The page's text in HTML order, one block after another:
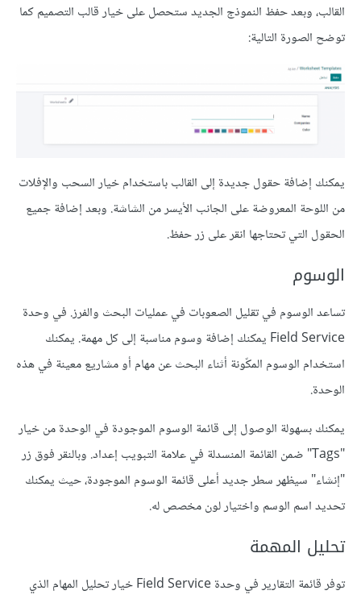
القالب، وبعد حفظ النموذج الجديد ستحصل على خيار قالب التصميم كما
توضح الصورة التالية:
يمكنك إضافة حقول جديدة إلى القالب باستخدام خيار السحب والإفلات
من اللوحة المعروضة على الجانب الأيسر من الشاشة. وبعد إضافة جميع
الحقول التي تحتاجها انقر على زر حفظ.
الوسوم
تساعد الوسوم في تقليل الصعوبات في عمليات البحث والفرز. في وحدة
Field Service يمكنك إضافة وسوم مناسبة إلى كل مهمة. يمكنك
استخدام الوسوم المكّونة أثناء البحث عن مهام أو مشاريع معينة في هذه
الوحدة.
يمكنك بسهولة الوصول إلى قائمة الوسوم الموجودة في الوحدة من خيار
"Tags" ضمن القائمة المنسدلة في علامة التبويب إعداد. وبالنقر فوق زر
"إنشاء" سيظهر سطر جديد أعلى قائمة الوسوم الموجودة، حيث يمكنك
تحديد اسم الوسم واختيار لون مخصص له.
تحليل المهمة
توفر قائمة التقارير في وحدة Field Service خيار تحليل المهام الذي